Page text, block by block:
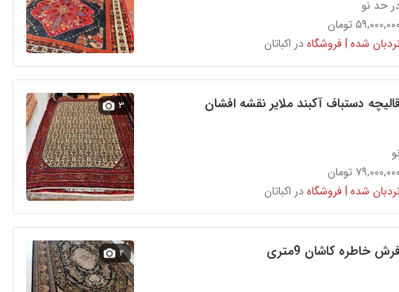
حد نو
۵۹,۰۰۰,۰۰۰ تومان
نردبان شده | فروشگاهدر اکباتان
قالیچه دستباف آکبند ملایر نقشه افشان
نو
۷۹,۰۰۰,۰۰۰ تومان
نردبان شده | فروشگاهدر اکباتان
۳
فرش خاطره کاشان 9متری ۲